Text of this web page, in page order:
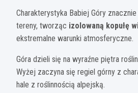
Charakterystyka Babiej Góry
tereny, tworząc izolowaną kopułę
ekstremalne warunki atmosferyczne.
Góra dzieli się na wyraźne piętra
Wyżej zaczyna się regiel górny z
hale z roślinnością alpejską.